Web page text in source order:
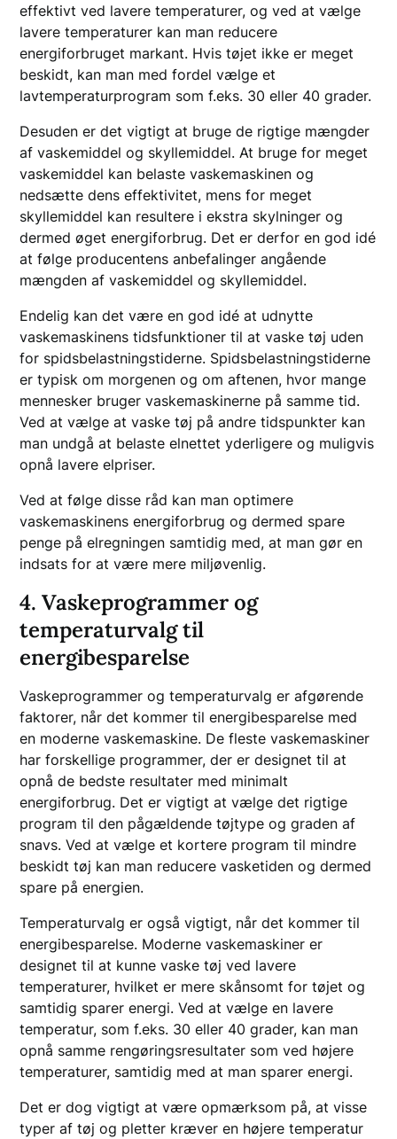
effektivt ved lavere temperaturer, og ved at vælge
lavere temperaturer kan man reducere
energiforbruget markant. Hvis tøjet ikke er meget
beskidt, kan man med fordel vælge et
lavtemperaturprogram som f.eks. 30 eller 40 grader.
Desuden er det vigtigt at bruge de rigtige mængder
af vaskemiddel og skyllemiddel. At bruge for meget
vaskemiddel kan belaste vaskemaskinen og
nedsætte dens effektivitet, mens for meget
skyllemiddel kan resultere i ekstra skylninger og
dermed øget energiforbrug. Det er derfor en god idé
at følge producentens anbefalinger angående
mængden af vaskemiddel og skyllemiddel.
Endelig kan det være en god idé at udnytte
vaskemaskinens tidsfunktioner til at vaske tøj uden
for spidsbelastningstiderne. Spidsbelastningstiderne
er typisk om morgenen og om aftenen, hvor mange
mennesker bruger vaskemaskinerne på samme tid.
Ved at vælge at vaske tøj på andre tidspunkter kan
man undgå at belaste elnettet yderligere og muligvis
opnå lavere elpriser.
Ved at følge disse råd kan man optimere
vaskemaskinens energiforbrug og dermed spare
penge på elregningen samtidig med, at man gør en
indsats for at være mere miljøvenlig.
4. Vaskeprogrammer og
temperaturvalg til
energibesparelse
Vaskeprogrammer og temperaturvalg er afgørende
faktorer, når det kommer til energibesparelse med
en moderne vaskemaskine. De fleste vaskemaskiner
har forskellige programmer, der er designet til at
opnå de bedste resultater med minimalt
energiforbrug. Det er vigtigt at vælge det rigtige
program til den pågældende tøjtype og graden af
snavs. Ved at vælge et kortere program til mindre
beskidt tøj kan man reducere vasketiden og dermed
spare på energien.
Temperaturvalg er også vigtigt, når det kommer til
energibesparelse. Moderne vaskemaskiner er
designet til at kunne vaske tøj ved lavere
temperaturer, hvilket er mere skånsomt for tøjet og
samtidig sparer energi. Ved at vælge en lavere
temperatur, som f.eks. 30 eller 40 grader, kan man
opnå samme rengøringsresultater som ved højere
temperaturer, samtidig med at man sparer energi.
Det er dog vigtigt at være opmærksom på, at visse
typer af tøj og pletter kræver en højere temperatur